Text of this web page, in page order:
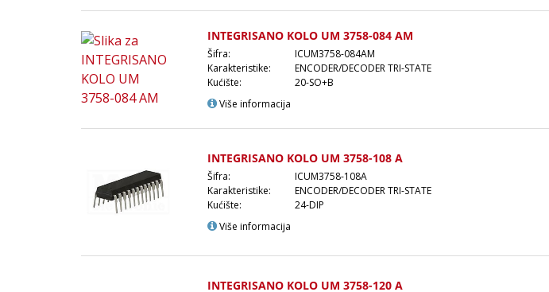
INTEGRISANO KOLO UM 3758-084 AM
Šifra:
ICUM3758-084AM
Karakteristike:
ENCODER/DECODER TRI-STATE
Kućište:
20-SO+B
Više informacija
INTEGRISANO KOLO UM 3758-108 A
Šifra:
ICUM3758-108A
Karakteristike:
ENCODER/DECODER TRI-STATE
Kućište:
24-DIP
Više informacija
INTEGRISANO KOLO UM 3758-120 A